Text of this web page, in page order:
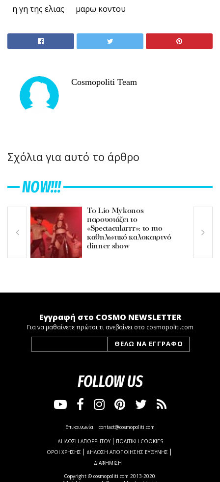
η γη της ελιας
μαρω κοντου
Cosmopoliti Team
Σχόλια για αυτό το άρθρο
NOW!!!
Το Lío Mykonos
παρουσιάζει το
«Spectacularrr»: το πιο
καθηλωτικό καλοκαιρινό
dinner show
Εγγραφή στο COSMO NEWSLETTER
Για να μαθαίνετε πρώτοι τι ανεβαίνει στο cosmopoliti.com
FOLLOW US
Copyright © cosmopoliti.com 2013-2020.
Επικοινωνία: contact@cosmopoliti.com
ΔΗΛΩΣΗ ΑΠΟΡΡΗΤΟΥ
ΠΟΛΙΤΙΚΗ COOKIES
ΟΡΟΙ ΧΡΗΣΗΣ
ΔΗΛΩΣΗ ΑΠΟΠΟΙΗΣΗΣ ΕΥΘΥΝΗΣ
ΔΙΑΦΗΜΙΣΗ